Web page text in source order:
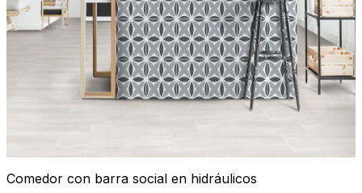
Comedor con barra social en hidráulicos